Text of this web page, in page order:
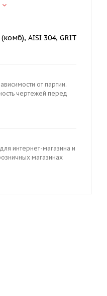
AISI 304, GRIT
от партии.
чертежей перед
интернет-магазина и
магазинах